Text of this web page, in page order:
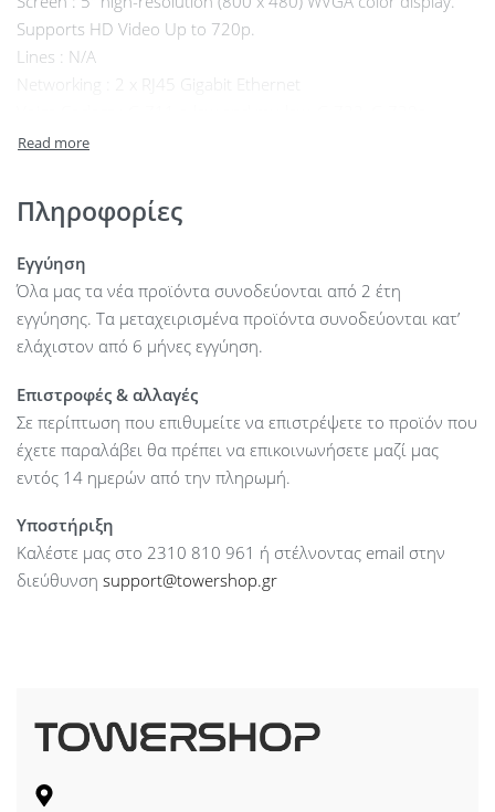
Supports HD Video Up to 720p.
Lines : N/A
Networking : 2 x RJ45 Gigabit Ethernet
Internet Low Bitrate Codec (iLBC), and Internet Speech Audio
Network Features : Session Initiation Protocol (SIP) for
signaling, Session Description Protocol (SDP), IPv4 and IPv6,
Signaling protocol support : Skinny Client Control Protocol
(SCCP) and Session Initiation Protocol (SIP) with Cisco call
control
Power Supply : N/A
Dimensions : 228.8 x 257.3 x 98.4 mm
Weight : 1.35 kg
Πληροφορίες
Εγγύηση
Όλα μας τα νέα προϊόντα συνοδεύονται από 2 έτη
εγγύησης. Τα μεταχειρισμένα προϊόντα συνοδεύονται κατ’
ελάχιστον από 6 μήνες εγγύηση.
Επιστροφές & αλλαγές
Σε περίπτωση που επιθυμείτε να επιστρέψετε το προϊόν που
έχετε παραλάβει θα πρέπει να επικοινωνήσετε μαζί μας
εντός 14 ημερών από την πληρωμή.
Υποστήριξη
Καλέστε μας στο 2310 810 961 ή στέλνοντας email στην
διεύθυνση support@towershop.gr